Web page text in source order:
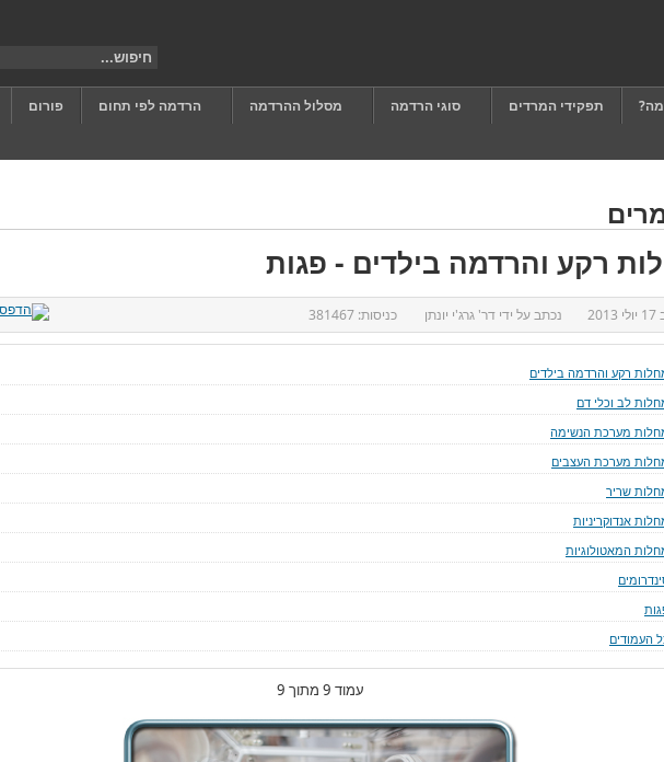
תפקידי המרדים סוגי הרדמה מסלול ההרדמה הרדמה לפי תחום
פורום
רקע והרדמה בילדים - פגות
17 יולי 2013 נכתב על ידי דר' גרג'י יונתן כניסות: 381467
רקע והרדמה בילדים
לב וכלי דם
מערכת הנשימה
מערכת העצבים
שריר
אנדוקריניות
המאטולוגיות
העמודים
עמוד 9 מתוך 9